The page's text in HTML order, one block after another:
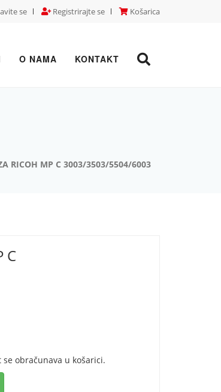
se Registrirajte se Košarica
O NAMA KONTAKT
RICOH MP C 3003/3503/5504/6003
C
obračunava u košarici.